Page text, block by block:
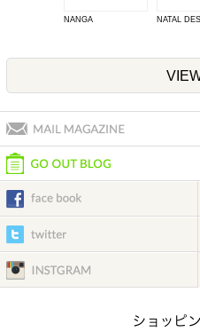
NANGA NATAL